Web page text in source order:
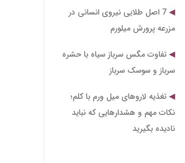
7 اصل طلایی نیروی انسانی در
مزرعه پرورش میلورم
تفاوت مگس سرباز سیاه با حشره
سرباز و سوسک سرباز
تغذیه لاروهای میل‌ ورم با کلم؛
نکات مهم و هشدارهایی که نباید
نادیده بگیرید